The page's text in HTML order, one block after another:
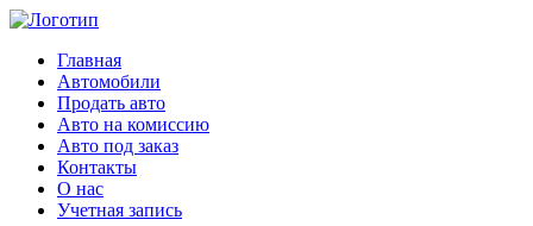
Главная
Автомобили
Продать авто
Авто на комиссию
Авто под заказ
Контакты
О нас
Учетная запись